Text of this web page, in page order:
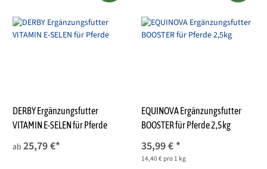
DERBY Ergänzungsfutter
VITAMIN E-SELEN für Pferde
ab 25,79 €*
EQUINOVA Ergänzungsfutter
BOOSTER für Pferde 2,5kg
35,99 € *
14,40 € pro 1 kg